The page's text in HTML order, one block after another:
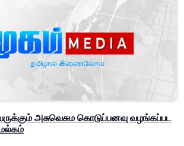
அசுவெசும கொடுப்பனவு வழங்கப்பட